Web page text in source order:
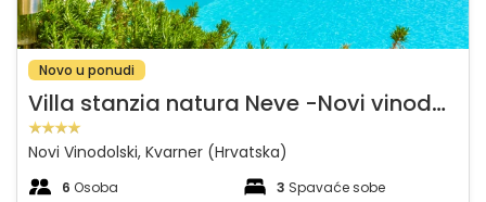
Novo u ponudi
V
illa stanzia natura Neve -Novi vinodolski,Bribir
Novi Vinodolski, Kvarner (Hrvatska)
6 Osoba 3 Spavaće sobe